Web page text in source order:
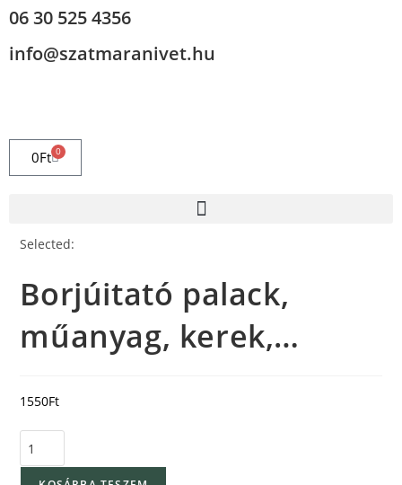
06 30 525 4356
info@szatmaranivet.hu
0Ft 0
Selected:
Borjúitató palack,
műanyag, kerek,…
1550Ft